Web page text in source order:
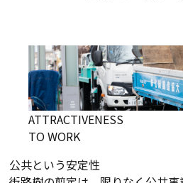
ATTRACTIVENESS
TO WORK
公共という安定性